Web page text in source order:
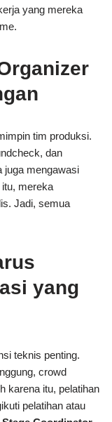
yang mereka
tim produksi.
dan
juga mengawasi
itu, mereka
Jadi, semua
yang
teknis penting.
crowd
karena itu, pelatihan
pelatihan atau